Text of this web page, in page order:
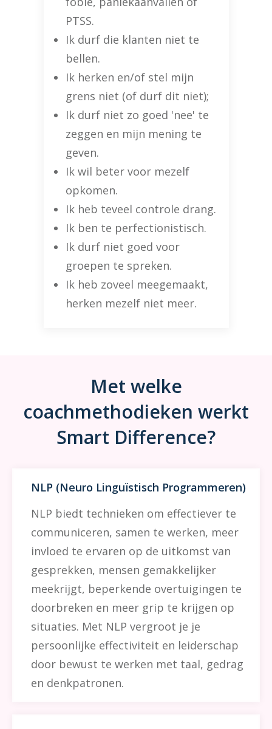
PTSS.
Ik durf die klanten niet te
bellen.
Ik herken en/of stel mijn
grens niet (of durf dit niet);
Ik durf niet zo goed 'nee' te
zeggen en mijn mening te
geven.
Ik wil beter voor mezelf
opkomen.
Ik heb teveel controle drang.
Ik ben te perfectionistisch.
Ik durf niet goed voor
groepen te spreken.
Ik heb zoveel meegemaakt,
herken mezelf niet meer.
Met welke
coachmethodieken werkt
Smart Difference?
NLP (Neuro Linguïstisch Programmeren)
NLP biedt technieken om effectiever te
communiceren, samen te werken, meer
invloed te ervaren op de uitkomst van
gesprekken, mensen gemakkelijker
meekrijgt, beperkende overtuigingen te
doorbreken en meer grip te krijgen op
situaties. Met NLP vergroot je je
persoonlijke effectiviteit en leiderschap
door bewust te werken met taal, gedrag
en denkpatronen.